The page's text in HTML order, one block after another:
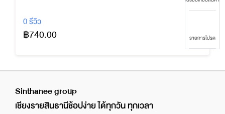
รายการโปรด
0 รีวิว
฿740.00
Sinthanee group
เชียงรายสินธานีช้อปง่าย ได้ทุกวัน ทุกเวลา